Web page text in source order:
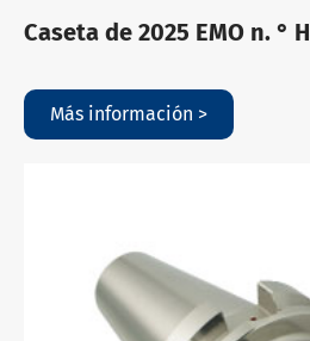
Caseta de 2025 EMO n. °
Más información >